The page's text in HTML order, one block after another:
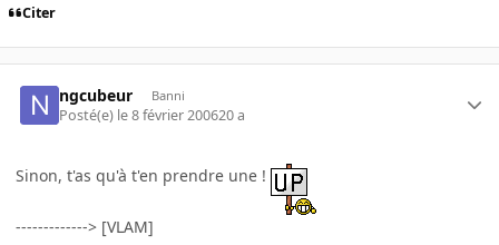
Citer
ngcubeur Banni
Posté(e) le 8 février 200620 a
Sinon, t'as qu'à t'en prendre une !
-------------> [VLAM]